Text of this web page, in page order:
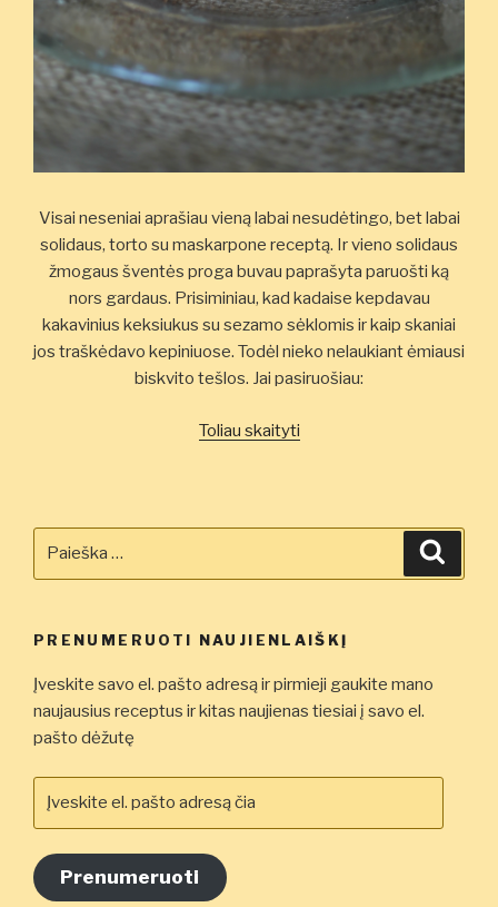
Visai neseniai aprašiau vieną labai nesudėtingo, bet labai
solidaus, torto su maskarpone receptą. Ir vieno solidaus
žmogaus šventės proga buvau paprašyta paruošti ką
nors gardaus. Prisiminiau, kad kadaise kepdavau
kakavinius keksiukus su sezamo sėklomis ir kaip skaniai
jos traškėdavo kepiniuose. Todėl nieko nelaukiant ėmiausi
biskvito tešlos. Jai pasiruošiau:
Toliau skaityti„Kakavinis
PRENUMERUOTI NAUJIENLAIŠKĮ
Įveskite savo el. pašto adresą ir pirmieji gaukite mano
naujausius receptus ir kitas naujienas tiesiai į savo el.
pašto dėžutę
el.
adresą
čia
Prenumeruoti